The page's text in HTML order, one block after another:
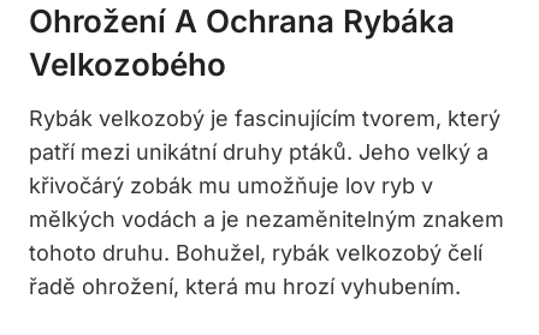
Ohrožení A Ochrana Rybáka
Velkozobého
Rybák velkozobý je fascinujícím tvorem, který
patří mezi unikátní druhy ptáků. Jeho velký a
křivočárý zobák mu umožňuje lov ryb v
mělkých vodách a je nezaměnitelným znakem
tohoto druhu. Bohužel, rybák velkozobý čelí
řadě ohrožení, která mu hrozí vyhubením.